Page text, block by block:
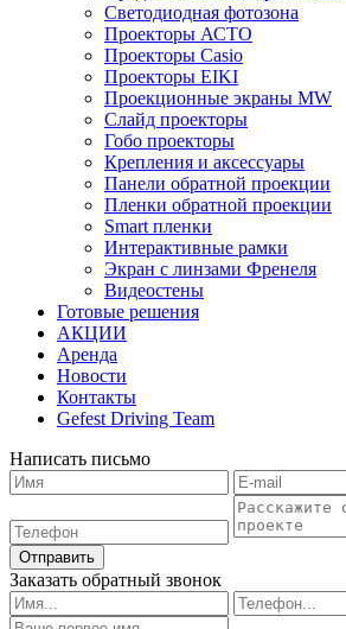
Светодиодная фотозона
Проекторы АСТО
Проекторы Casio
Проекторы EIKI
Проекционные экраны MW
Слайд проекторы
Гобо проекторы
Крепления и аксессуары
Панели обратной проекции
Пленки обратной проекции
Smart пленки
Интерактивные рамки
Экран с линзами Френеля
Видеостены
Готовые решения
АКЦИИ
Аренда
Новости
Контакты
Gefest Driving Team
Написать письмо
Отправить
Заказать обратный звонок